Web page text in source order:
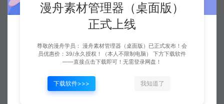
漫舟素材管理器（桌面版）
正式上线
尊敬的漫舟学员： 漫舟素材管理器（桌面版）已正式发布！会
员优惠价：39/永久授权！（本人不限制电脑） 下方下载软件
——直接点击下载即可！无需登录网盘！
下载软件>>> 我知道了